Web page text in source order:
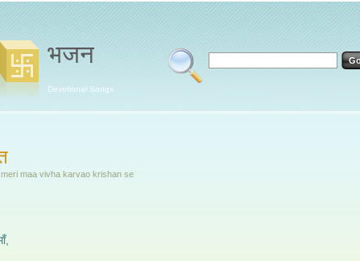
भजन
Devotional Songs
maa vivha karvao krishan se